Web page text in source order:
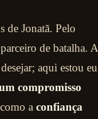
de Jonatã. Pelo
de batalha. A
aqui estou eu
compromisso
a confiança